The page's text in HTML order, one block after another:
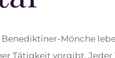
Mönche
Tätigkeit vorgibt. Jeder